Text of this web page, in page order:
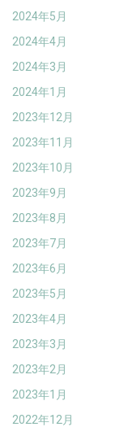
2024年5月
2024年4月
2024年3月
2024年1月
2023年12月
2023年11月
2023年10月
2023年9月
2023年8月
2023年7月
2023年6月
2023年5月
2023年4月
2023年3月
2023年2月
2023年1月
2022年12月